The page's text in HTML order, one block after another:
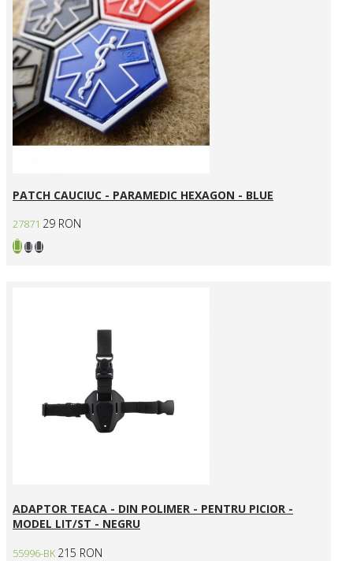
PATCH CAUCIUC - PARAMEDIC HEXAGON - BLUE
27871 29 RON
ADAPTOR TEACA - DIN POLIMER - PENTRU PICIOR -
MODEL LIT/ST - NEGRU
55996-BK 215 RON